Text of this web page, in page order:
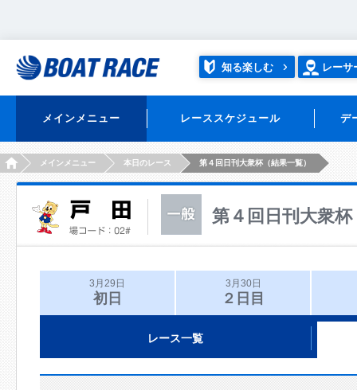
知る楽しむ レーサ
メインメニュー レーススケジュール デ
HOMEメインメニュー 本日のレース 第４回日刊大衆杯（結果一覧）
第４回日刊大衆杯
3月29日
初日
3月30日
２日目
レース一覧